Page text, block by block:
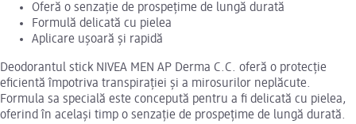
Oferă o senzație de prospețime de lungă durată
Formulă delicată cu pielea
Aplicare ușoară și rapidă
Deodorantul stick NIVEA MEN AP Derma C.C. oferă o protecție
eficientă împotriva transpirației și a mirosurilor neplăcute.
Formula sa specială este concepută pentru a fi delicată cu pielea,
oferind în același timp o senzație de prospețime de lungă durată.